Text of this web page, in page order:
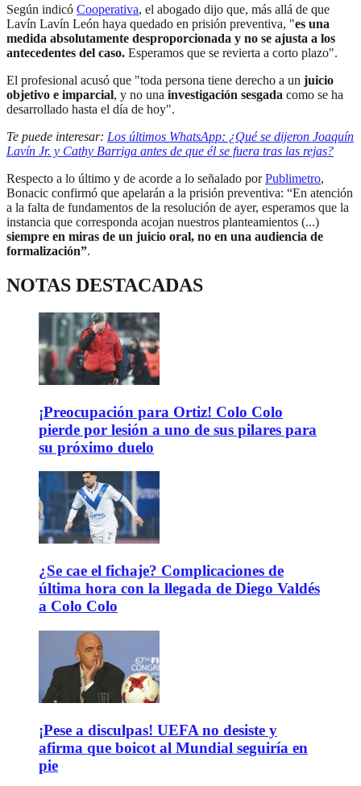
Según indicó Cooperativa, el abogado dijo que, más allá de que
Lavín Lavín León haya quedado en prisión preventiva, "es una
medida absolutamente desproporcionada y no se ajusta a los
antecedentes del caso. Esperamos que se revierta a corto plazo".
El profesional acusó que "toda persona tiene derecho a un juicio
objetivo e imparcial, y no una investigación sesgada como se ha
desarrollado hasta el día de hoy".
Te puede interesar: Los últimos WhatsApp: ¿Qué se dijeron Joaquín
Lavín Jr. y Cathy Barriga antes de que él se fuera tras las rejas?
Respecto a lo último y de acorde a lo señalado porPublimetro,
Bonacic confirmó que apelarán a la prisión preventiva: “En atención
a la falta de fundamentos de la resolución de ayer, esperamos que la
instancia que corresponda acojan nuestros planteamientos (...)
siempre en miras de un juicio oral, no en una audiencia de
formalización”.
NOTAS DESTACADAS
¡Preocupación para Ortiz! Colo Colo
pierde por lesión a uno de sus pilares para
su próximo duelo
¿Se cae el fichaje? Complicaciones de
última hora con la llegada de Diego Valdés
a Colo Colo
¡Pese a disculpas! UEFA no desiste y
afirma que boicot al Mundial seguiría en
pie